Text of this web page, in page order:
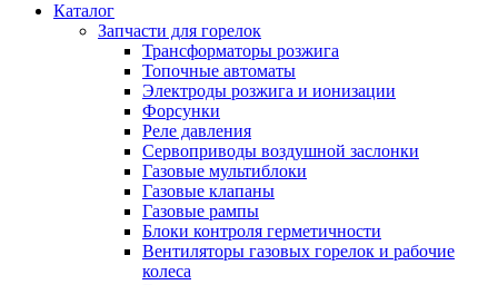
Каталог
Запчасти для горелок
Трансформаторы розжига
Топочные автоматы
Электроды розжига и ионизации
Форсунки
Реле давления
Сервоприводы воздушной заслонки
Газовые мультиблоки
Газовые клапаны
Газовые рампы
Блоки контроля герметичности
Вентиляторы газовых горелок и рабочие
колеса